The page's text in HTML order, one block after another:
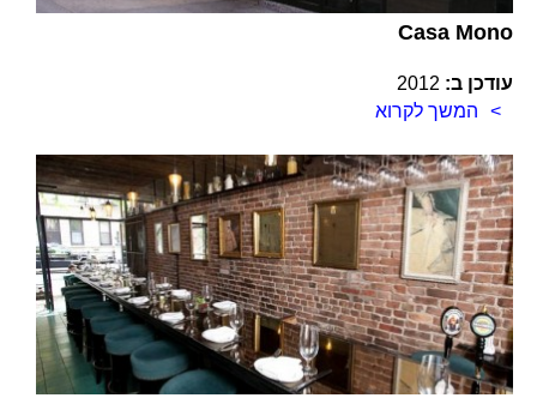
Casa Mono
עודכן ב: 2012
המשך לקרוא